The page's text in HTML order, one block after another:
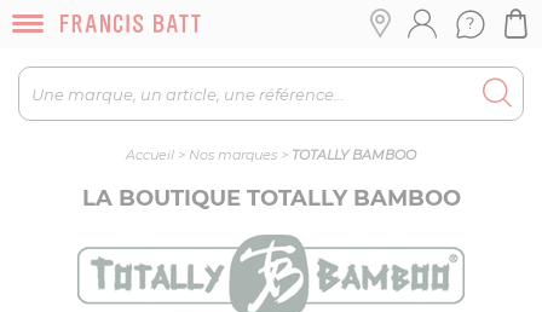
Accueil > Nos marques > TOTALLY BAMBOO
LA BOUTIQUE TOTALLY BAMBOO